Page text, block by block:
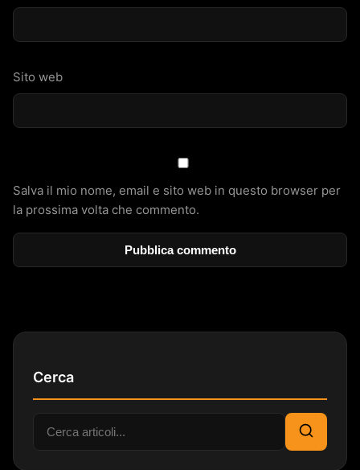
Sito web
Salva il mio nome, email e sito web in questo browser per
la prossima volta che commento.
Cerca
Cerca:
Cerca